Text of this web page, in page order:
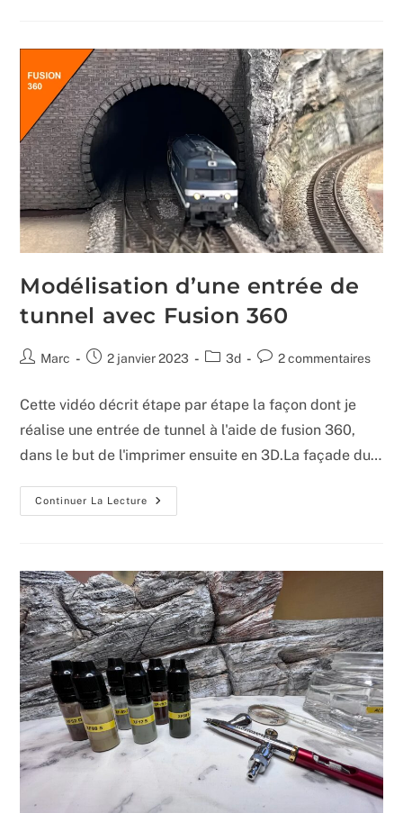
Modélisation d’une entrée de
tunnel avec Fusion 360
Auteur/autrice
publication :
Marc
Publication
2 janvier 2023
Post3d
Commentaires
publication :
2 commentaires
Cette vidéo décrit étape par étape la façon dont je
réalise une entrée de tunnel à l'aide de fusion 360,
dans le but de l'imprimer ensuite en 3D.La façade du…
Continuer La Lecture
Modélisation
D’une
Fusion
360